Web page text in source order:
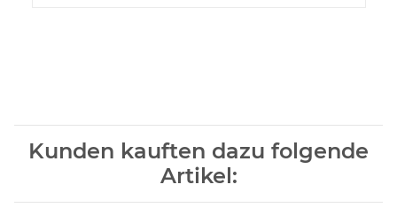
Kunden kauften dazu folgende
Artikel: